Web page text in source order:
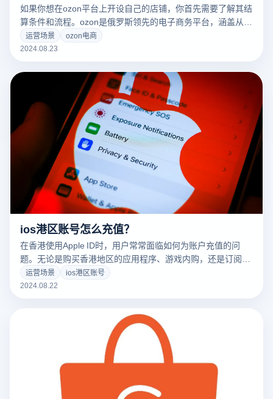
如果你想在ozon平台上开设自己的店铺，你首先需要了解其结
算条件和流程。ozon是俄罗斯领先的电子商务平台，涵盖从时
尚到家用电器的广泛产品类别。为了帮助您顺利入驻并在这个
巨大的市场中脱颖而出，以下是一些关键的结算条件和详细的
这些信息都可以帮助您更好地准备结算申请，优化电子商务策
运营场景
ozon电商
2024.08.23
ios港区账号怎么充值？
在香港使用Apple ID时，用户常常面临如何为账户充值的问
题。无论是购买香港地区的应用程序、游戏内购，还是订阅服
务，确保账户有足够的余额至关重要。尽管为香港Apple ID充
值并不复杂，但需要按照一定的步骤进行。本文将为您详细
运营场景
ios港区账号
2024.08.22